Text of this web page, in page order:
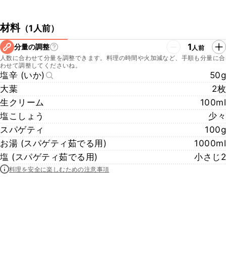
材料（1人前）
分量の調整 1人前
人数に合わせて分量を調整できます。料理の時間や火加減など、手順も分量に合
わせて調整してくださいね。
塩辛 (いか)
50g
大葉
2枚
生クリーム
100ml
塩こしょう
少々
スパゲティ
100g
お湯 (スパゲティ茹でる用)
1000ml
塩 (スパゲティ茹でる用)
小さじ2
料理を安全に楽しむための注意事項